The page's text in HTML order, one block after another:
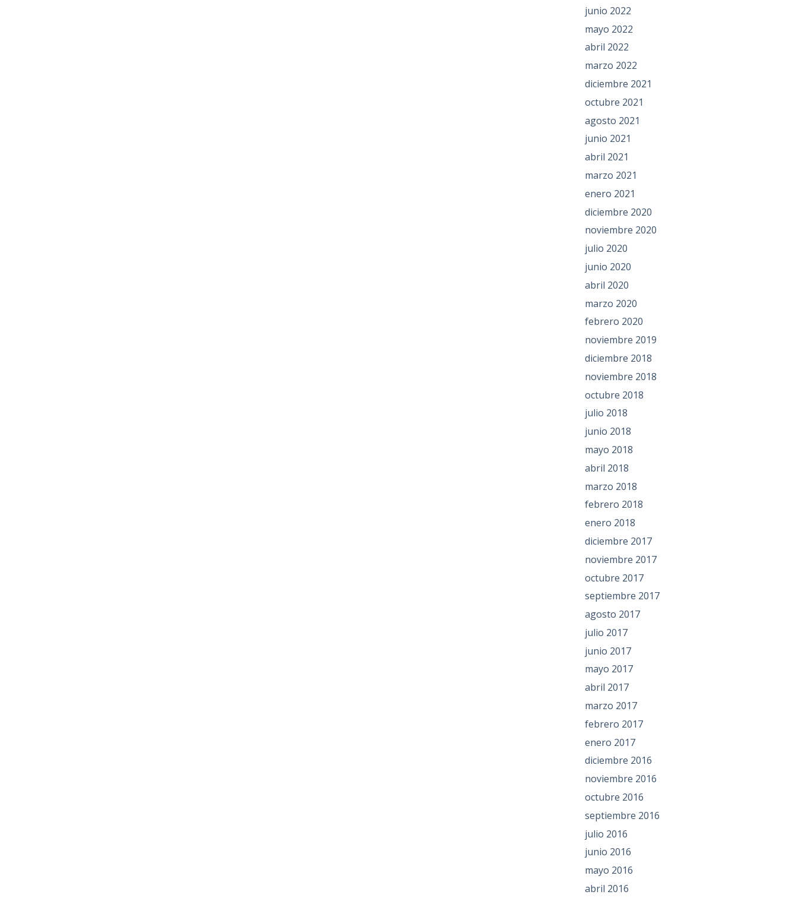
junio 2022
mayo 2022
abril 2022
marzo 2022
diciembre 2021
octubre 2021
agosto 2021
junio 2021
abril 2021
marzo 2021
enero 2021
diciembre 2020
noviembre 2020
julio 2020
junio 2020
abril 2020
marzo 2020
febrero 2020
noviembre 2019
diciembre 2018
noviembre 2018
octubre 2018
julio 2018
junio 2018
mayo 2018
abril 2018
marzo 2018
febrero 2018
enero 2018
diciembre 2017
noviembre 2017
octubre 2017
septiembre 2017
agosto 2017
julio 2017
junio 2017
mayo 2017
abril 2017
marzo 2017
febrero 2017
enero 2017
diciembre 2016
noviembre 2016
octubre 2016
septiembre 2016
julio 2016
junio 2016
mayo 2016
abril 2016